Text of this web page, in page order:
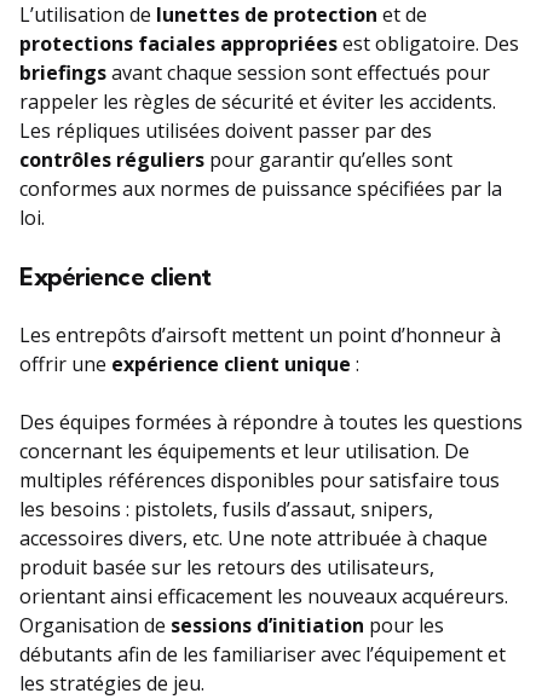
L’utilisation de lunettes de protection et de
protections faciales appropriéesest obligatoire. Des
briefingsavant chaque session sont effectués pour
rappeler les règles de sécurité et éviter les accidents.
Les répliques utilisées doivent passer par des
contrôles réguliers pour garantir qu’elles sont
conformes aux normes de puissance spécifiées par la
loi.
Expérience client
Les entrepôts d’airsoft mettent un point d’honneur à
offrir une expérience client unique :
Des équipes formées à répondre à toutes les questions
concernant les équipements et leur utilisation. De
multiples références disponibles pour satisfaire tous
les besoins : pistolets, fusils d’assaut, snipers,
accessoires divers, etc. Une note attribuée à chaque
produit basée sur les retours des utilisateurs,
orientant ainsi efficacement les nouveaux acquéreurs.
Organisation de sessions d’initiation pour les
débutants afin de les familiariser avec l’équipement et
les stratégies de jeu.